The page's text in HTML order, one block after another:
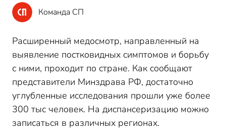
Команда СП
Расширенный медосмотр, направленный на
выявление постковидных симптомов и борьбу
с ними, проходит по стране. Как сообщают
представители Минздрава РФ, достаточно
углубленные исследования прошли уже более
300 тыс человек. На диспансеризацию можно
записаться в различных регионах.